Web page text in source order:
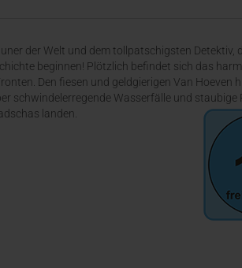
der Welt und dem tollpatschigsten Detektiv,
beginnen! Plötzlich befindet sich das
Den fiesen und geldgierigen Van Hoeven
schwindelerregende Wasserfälle und staubige
landen.